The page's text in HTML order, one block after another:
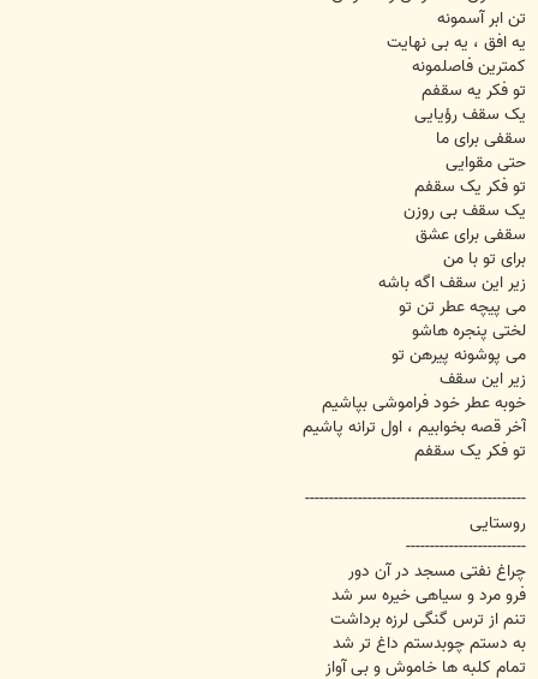
تن ابر آسمونه
یه افق ، یه بی نهایت
کمترین فاصلمونه
تو فکر یه سقفم
یک سقف رؤیایی
سقفی برای ما
حتی مقوایی
تو فکر یک سقفم
یک سقف بی روزن
سقفی برای عشق
برای تو با من
زیر این سقف اگه باشه
می پیچه عطر تن تو
لختی پنجره هاشو
می پوشونه پیرهن تو
زیر این سقف
خوبه عطر خود فراموشی بپاشیم
آخر قصه بخوابیم ، اول ترانه پاشیم
تو فکر یک سقفم
----------------------------------------------
روستایی
-------------------------
چراغ نفتی مسجد در آن دور
فرو مرد و سیاهی خیره سر شد
تنم از ترس گنگی لرزه برداشت
به دستم چوبدستم داغ تر شد
تمام کلبه ها خاموش و بی آواز